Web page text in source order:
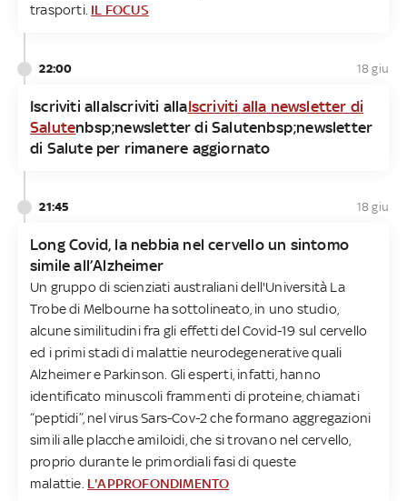
trasporti. IL FOCUS
22:00 18 giu
Iscriviti allaIscriviti allaIscriviti alla newsletter di
Salutenbsp;newsletter di Salutenbsp;newsletter
di Salute per rimanere aggiornato
21:45 18 giu
Long Covid, la nebbia nel cervello un sintomo
simile all’Alzheimer
Un gruppo di scienziati australiani dell'Università La
Trobe di Melbourne ha sottolineato, in uno studio,
alcune similitudini fra gli effetti del Covid-19 sul cervello
ed i primi stadi di malattie neurodegenerative quali
Alzheimer e Parkinson. Gli esperti, infatti, hanno
identificato minuscoli frammenti di proteine, chiamati
“peptidi”, nel virus Sars-Cov-2 che formano aggregazioni
simili alle placche amiloidi, che si trovano nel cervello,
proprio durante le primordiali fasi di queste
malattie. L'APPROFONDIMENTO